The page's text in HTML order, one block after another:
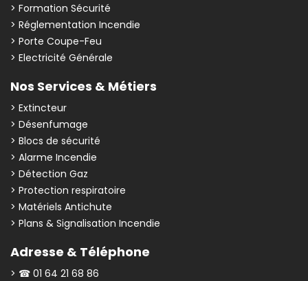
> Formation Sécurité
> Réglementation Incendie
> Porte Coupe-Feu
> Electricité Générale
Nos Services & Métiers
> Extincteur
> Désenfumage
> Blocs de sécurité
> Alarme Incendie
> Détection Gaz
> Protection respiratoire
> Matériels Antichute
> Plans & Signalisation Incendie
Adresse & Téléphone
> ☎ 01 64 21 68 86